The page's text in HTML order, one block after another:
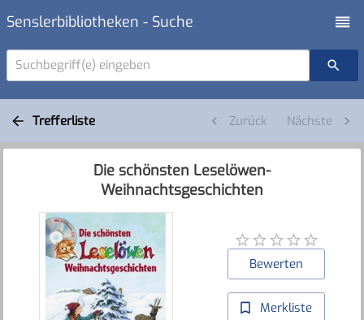
Senslerbibliotheken - Suche
Suchbegriff(e) eingeben
Trefferliste Zurück Nächste
Die schönsten Leselöwen-
Weihnachtsgeschichten
Bewerten
Merkliste